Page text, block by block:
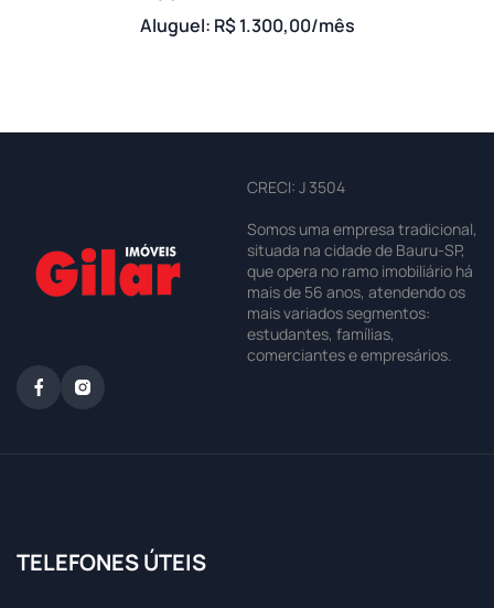
Aluguel: R$ 1.300,00/mês
CRECI: J 3504
Somos uma empresa tradicional,
situada na cidade de Bauru-SP,
que opera no ramo imobiliário há
mais de 56 anos, atendendo os
mais variados segmentos:
estudantes, famílias,
comerciantes e empresários.
TELEFONES ÚTEIS